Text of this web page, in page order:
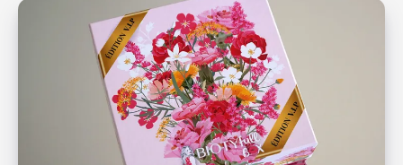
visage”
–
Mars
2025